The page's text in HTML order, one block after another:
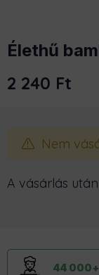
Élethű
2 240 Ft
Nem
A vásárlás
44